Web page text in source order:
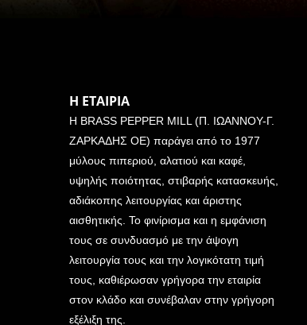
Η ΕΤΑΙΡΙΑ
Η BRASS PEPPER MILL (Π. ΙΩΑΝΝΟΥ-Γ.
ΖΑΡΚΑΔΗΣ ΟΕ) παράγει από το 1977
μύλους πιπεριού, αλατιού και καφέ,
υψηλής ποιότητας, στιβαρής κατασκευής,
αδιάκοπης λειτουργίας και άριστης
αισθητικής. Το φινίρισμα και η εμφάνιση
τους σε συνδυασμό με την άψογη
λειτουργία τους και την λογικότατη τιμή
τους, καθιέρωσαν γρήγορα την εταιρία
στον κλάδο και συνέβαλαν στην γρήγορη
εξέλιξη της.